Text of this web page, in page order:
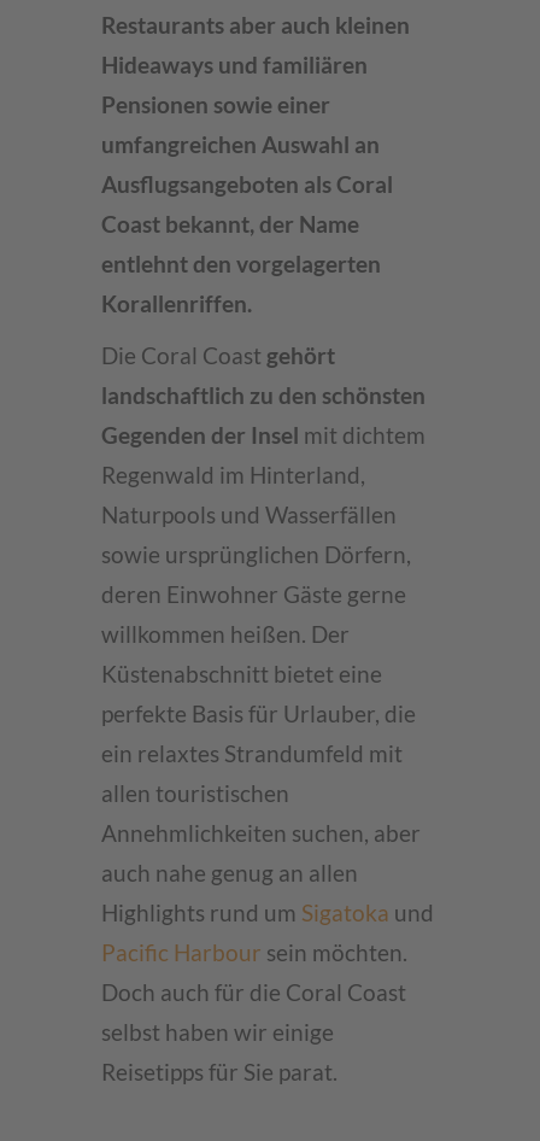
Restaurants aber auch kleinen
Hideaways und familiären
Pensionen sowie einer
umfangreichen Auswahl an
Ausflugsangeboten als Coral
Coast bekannt, der Name
entlehnt den vorgelagerten
Korallenriffen.
Die Coral Coast gehört
landschaftlich zu den schönsten
Gegenden der Insel mit dichtem
Regenwald im Hinterland,
Naturpools und Wasserfällen
sowie ursprünglichen Dörfern,
deren Einwohner Gäste gerne
willkommen heißen. Der
Küstenabschnitt bietet eine
perfekte Basis für Urlauber, die
ein relaxtes Strandumfeld mit
allen touristischen
Annehmlichkeiten suchen, aber
auch nahe genug an allen
Highlights rund um Sigatoka und
Pacific Harbour sein möchten.
Doch auch für die Coral Coast
selbst haben wir einige
Reisetipps für Sie parat.